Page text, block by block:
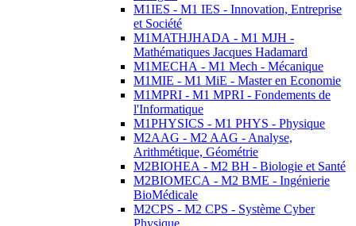
M1IES - M1 IES - Innovation, Entreprise
et Société
M1MATHJHADA - M1 MJH -
Mathématiques Jacques Hadamard
M1MECHA - M1 Mech - Mécanique
M1MIE - M1 MiE - Master en Economie
M1MPRI - M1 MPRI - Fondements de
l'Informatique
M1PHYSICS - M1 PHYS - Physique
M2AAG - M2 AAG - Analyse,
Arithmétique, Géométrie
M2BIOHEA - M2 BH - Biologie et Santé
M2BIOMECA - M2 BME - Ingénierie
BioMédicale
M2CPS - M2 CPS - Système Cyber
Physique